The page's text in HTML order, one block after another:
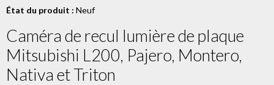
État du produit : Neuf
Caméra de recul lumière de plaque
Mitsubishi L200, Pajero, Montero,
Nativa et Triton